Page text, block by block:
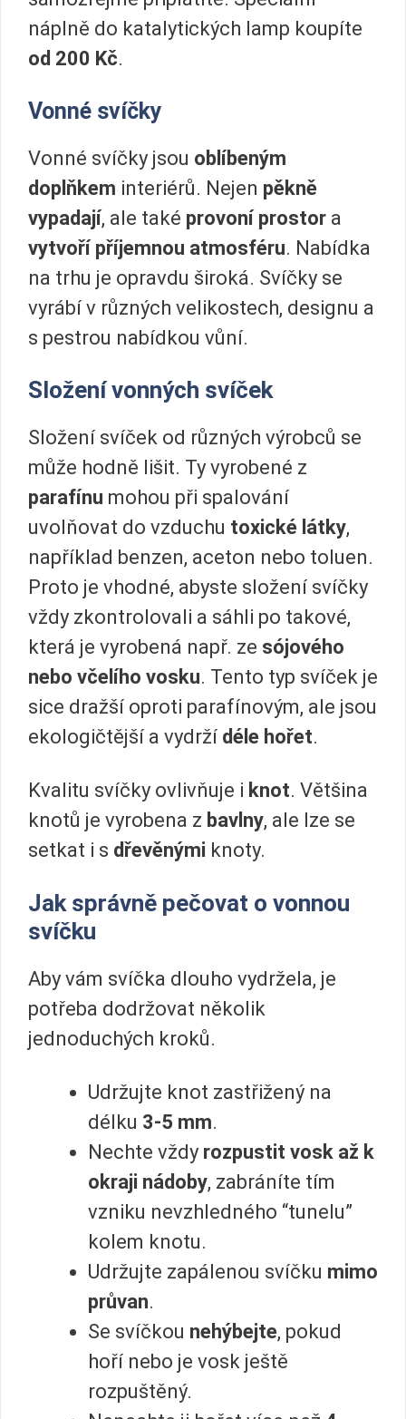
náplně do katalytických lamp koupíte
od 200 Kč.
Vonné svíčky
Vonné svíčky jsou oblíbeným
doplňkem interiérů. Nejen pěkně
vypadají, ale také provoní prostor a
vytvoří příjemnou atmosféru. Nabídka
na trhu je opravdu široká. Svíčky se
vyrábí v různých velikostech, designu a
s pestrou nabídkou vůní.
Složení vonných svíček
Složení svíček od různých výrobců se
může hodně lišit. Ty vyrobené z
parafínu mohou při spalování
uvolňovat do vzduchu toxické látky,
například benzen, aceton nebo toluen.
Proto je vhodné, abyste složení svíčky
vždy zkontrolovali a sáhli po takové,
která je vyrobená např. ze sójového
nebo včelího vosku. Tento typ svíček je
sice dražší oproti parafínovým, ale jsou
ekologičtější a vydrží déle hořet.
Kvalitu svíčky ovlivňuje i knot. Většina
knotů je vyrobena z bavlny, ale lze se
setkat i s dřevěnými knoty.
Jak správně pečovat o vonnou
svíčku
Aby vám svíčka dlouho vydržela, je
potřeba dodržovat několik
jednoduchých kroků.
Udržujte knot zastřižený na
délku 3-5 mm.
Nechte vždy rozpustit vosk až k
okraji nádoby, zabráníte tím
vzniku nevzhledného “tunelu”
kolem knotu.
Udržujte zapálenou svíčku mimo
průvan.
Se svíčkou nehýbejte, pokud
hoří nebo je vosk ještě
rozpuštěný.